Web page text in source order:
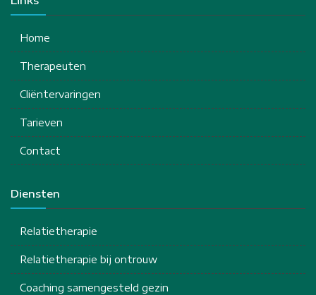
Home
Therapeuten
Cliëntervaringen
Tarieven
Contact
Diensten
Relatietherapie
Relatietherapie bij ontrouw
Coaching samengesteld gezin